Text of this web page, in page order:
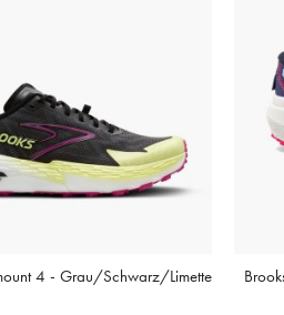
4 - Grau/Schwarz/Limette